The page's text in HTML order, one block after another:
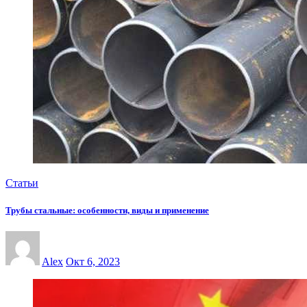
Статьи
Трубы стальные: особенности, виды и применение
Alex Окт 6, 2023